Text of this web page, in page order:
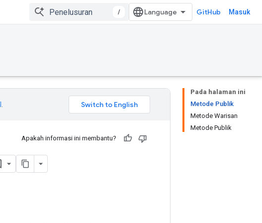
/ GitHub Masuk
Pada halaman ini
Metode Publik
Metode Warisan
Metode Publik
Apakah informasi ini membantu?